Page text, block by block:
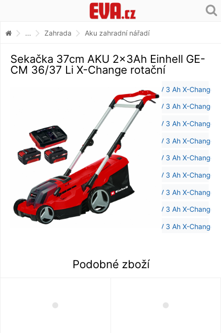
... Zahrada Aku zahradní nářadí
Sekačka 37cm AKU 2x3Ah Einhell GE-
CM 36/37 Li X-Change rotační
Podobné zboží